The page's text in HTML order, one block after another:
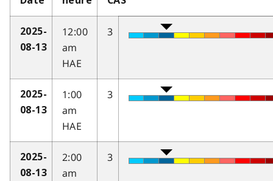
2025-
08-13
12:00
am
HAE
3
2025-
08-13
1:00
am
HAE
3
2025-
08-13
2:00
am
3